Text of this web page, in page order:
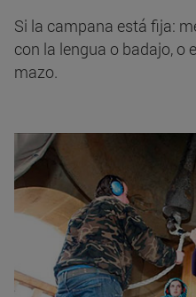
Si la campana está fija:
con la lengua o badajo, o
mazo.